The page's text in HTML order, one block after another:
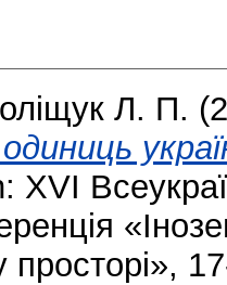
Л. П.
XVІ
просторі»,